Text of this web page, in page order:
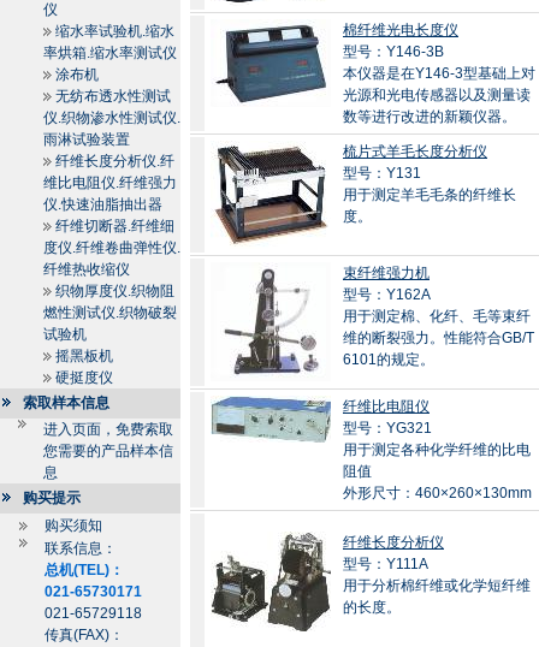
仪
缩水率试验机.缩水
率烘箱.缩水率测试仪
涂布机
无纺布透水性测试
仪.织物渗水性测试仪.
雨淋试验装置
纤维长度分析仪.纤
维比电阻仪.纤维强力
仪.快速油脂抽出器
纤维切断器.纤维细
度仪.纤维卷曲弹性仪.
纤维热收缩仪
织物厚度仪.织物阻
燃性测试仪.织物破裂
试验机
摇黑板机
硬挺度仪
索取样本信息
进入页面，免费索取
您需要的产品样本信
息
购买提示
购买须知
联系信息：
总机(TEL)：
021-65730171
021-65729118
传真(FAX)：
棉纤维光电长度仪
型号：Y146-3B
本仪器是在Y146-3型基础上对
光源和光电传感器以及测量读
数等进行改进的新颖仪器。
梳片式羊毛长度分析仪
型号：Y131
用于测定羊毛毛条的纤维长
度。
束纤维强力机
型号：Y162A
用于测定棉、化纤、毛等束纤
维的断裂强力。性能符合GB/T
6101的规定。
纤维比电阻仪
型号：YG321
用于测定各种化学纤维的比电
阻值
外形尺寸：460×260×130mm
纤维长度分析仪
型号：Y111A
用于分析棉纤维或化学短纤维
的长度。